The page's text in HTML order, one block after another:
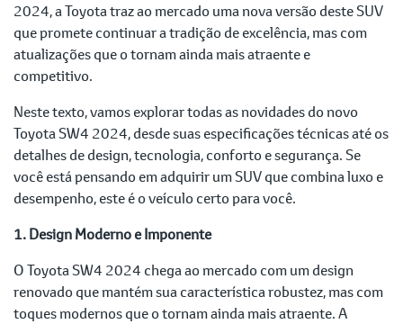
2024, a Toyota traz ao mercado uma nova versão deste SUV
que promete continuar a tradição de excelência, mas com
atualizações que o tornam ainda mais atraente e
competitivo.
Neste texto, vamos explorar todas as novidades do novo
Toyota SW4 2024, desde suas especificações técnicas até os
detalhes de design, tecnologia, conforto e segurança. Se
você está pensando em adquirir um SUV que combina luxo e
desempenho, este é o veículo certo para você.
1. Design Moderno e Imponente
O Toyota SW4 2024 chega ao mercado com um design
renovado que mantém sua característica robustez, mas com
toques modernos que o tornam ainda mais atraente. A